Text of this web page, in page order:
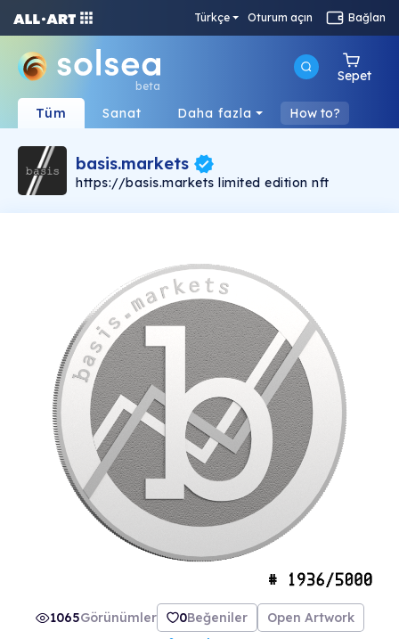
Türkçe Oturum açın Bağlan
beta
Sepet
Tüm Sanat Daha fazla How to?
basis.markets
https://basis.markets limited edition nft
1065Görünümler 0Beğeniler
Open Artwork